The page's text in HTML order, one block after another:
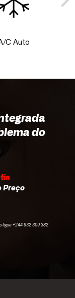
C Auto
do
Preço
ligue +244 932 309 382